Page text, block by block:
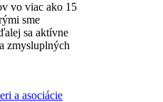
vo viac ako 15
sme
sa aktívne
zmysluplných
a asociácie